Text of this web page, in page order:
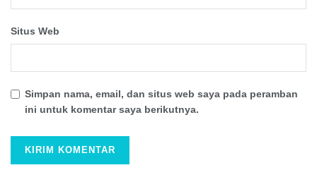
Situs Web
Simpan nama, email, dan situs web saya pada peramban
ini untuk komentar saya berikutnya.